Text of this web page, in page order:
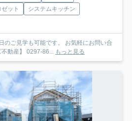
ット
システムキッチン
のご見学も可能です。 お気軽にお問い合
アライズ不動産】 0297-86...
もっと見る